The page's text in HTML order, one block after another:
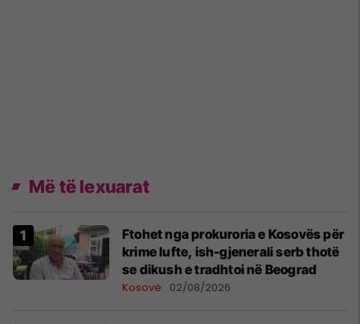
Më të lexuarat
Ftohet nga prokuroria e Kosovës për
krime lufte, ish-gjenerali serb thotë
se dikush e tradhtoi në Beograd
Kosovë 02/08/2026